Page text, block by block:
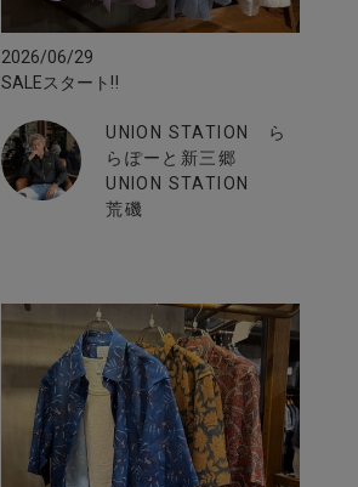
2026/06/29
SALEスタート‼︎
UNION STATION ら
らぽーと新三郷
UNION STATION
荒磯